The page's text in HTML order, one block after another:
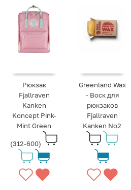
Рюкзак
Fjallraven
Kanken
Koncept Pink-
Mint Green
(312-600)
Greenland Wax
- Воск для
рюкзаков
Fjallraven
Kanken No2